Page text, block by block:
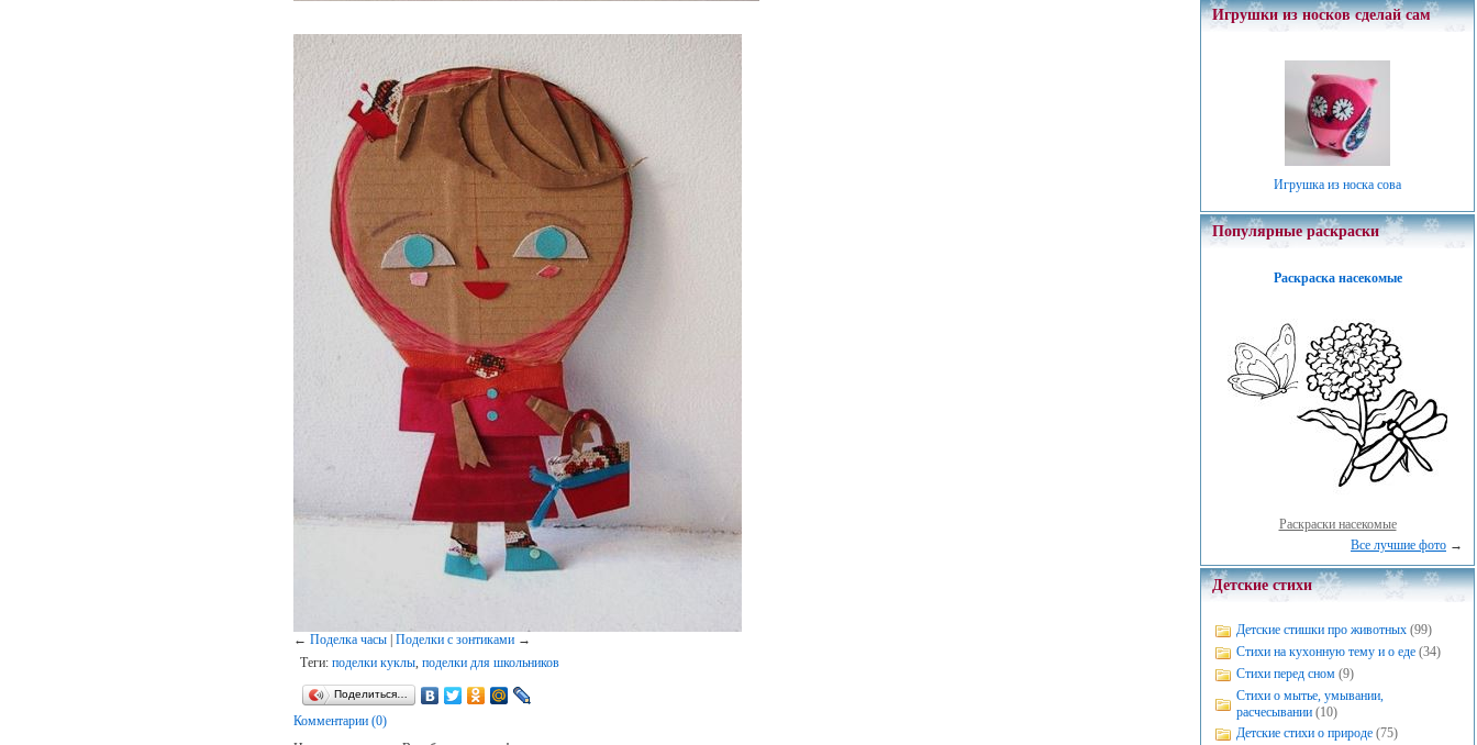
←Поделка часы |Поделки с зонтиками →
Теги:поделки куклы,поделки для школьников
Поделиться…
Комментарии (0)
Игрушки из носков сделай сам
Игрушка из носка сова
Популярные раскраски
Раскраска насекомые
Раскраски насекомые
Все лучшие фото →
Детские стихи
Детские стишки про животных (99)
Стихи на кухонную тему и о еде (34)
Стихи перед сном (9)
Стихи о мытье, умывании,
расчесывании (10)
Детские стихи о природе (75)